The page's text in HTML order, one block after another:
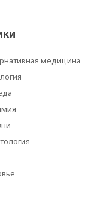
медицина